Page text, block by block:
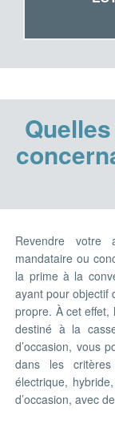
Revendre votre
mandataire ou
la prime à la
ayant pour objectif
propre. À cet effet,
destiné à la
d’occasion, vous
dans les critères
électrique,
d’occasion, avec